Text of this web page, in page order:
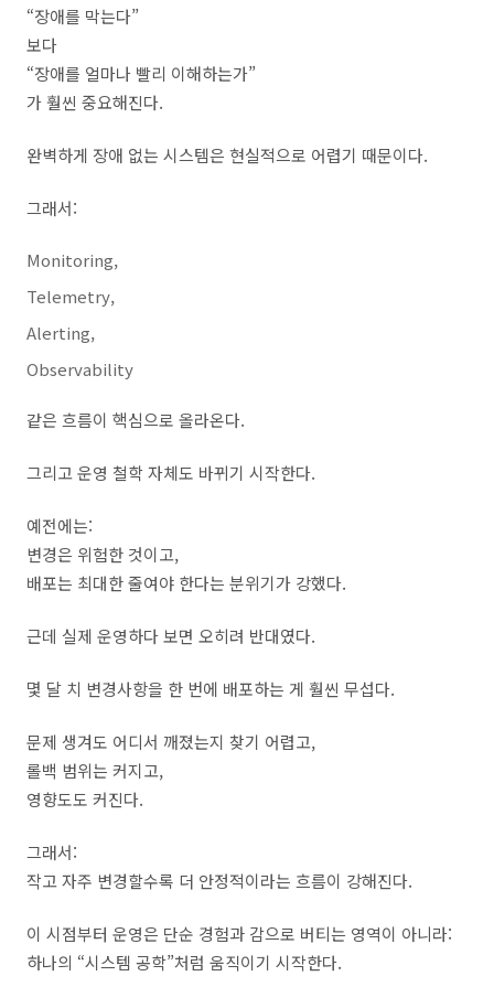
“장애를 막는다”
보다
“장애를 얼마나 빨리 이해하는가”
가 훨씬 중요해진다.
완벽하게 장애 없는 시스템은 현실적으로 어렵기 때문이다.
그래서:
Monitoring,
Telemetry,
Alerting,
Observability
같은 흐름이 핵심으로 올라온다.
그리고 운영 철학 자체도 바뀌기 시작한다.
예전에는:
변경은 위험한 것이고,
배포는 최대한 줄여야 한다는 분위기가 강했다.
근데 실제 운영하다 보면 오히려 반대였다.
몇 달 치 변경사항을 한 번에 배포하는 게 훨씬 무섭다.
문제 생겨도 어디서 깨졌는지 찾기 어렵고,
롤백 범위는 커지고,
영향도도 커진다.
그래서:
작고 자주 변경할수록 더 안정적이라는 흐름이 강해진다.
이 시점부터 운영은 단순 경험과 감으로 버티는 영역이 아니라:
하나의 “시스템 공학”처럼 움직이기 시작한다.